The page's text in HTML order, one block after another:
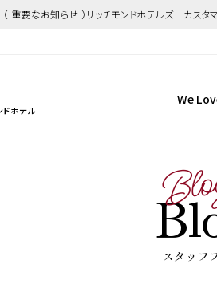
（ 重要なお知らせ ）リッチモンドホテルズ カス
ドホテル
We
スタッフ